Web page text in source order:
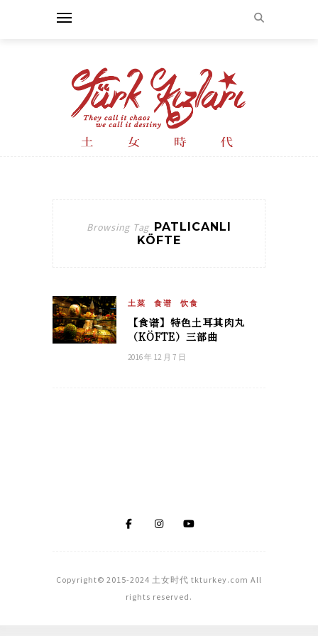
Browsing Tag PATLICANLI
KÖFTE
土菜 食谱 饮食
【食谱】特色土耳其肉丸
（KÖFTE）三部曲
2016 年 12 月 7 日
Copyright© 2015-2024 土女时代 tkturkey.com All
rights reserved.